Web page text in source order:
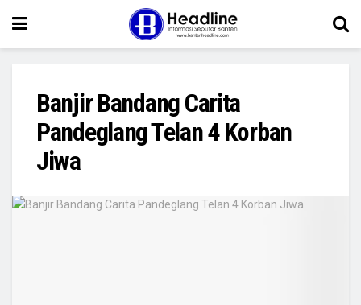
Banjir Bandang Carita
Pandeglang Telan 4 Korban
Jiwa